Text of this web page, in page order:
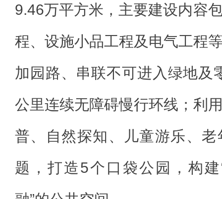
9.46万平方米，主要建设内容
程、设施小品工程及电气工程
加园路、串联不可进入绿地及
公里连续无障碍慢行环线；利
普、自然探知、儿童游乐、
题，打造5个口袋公园，构